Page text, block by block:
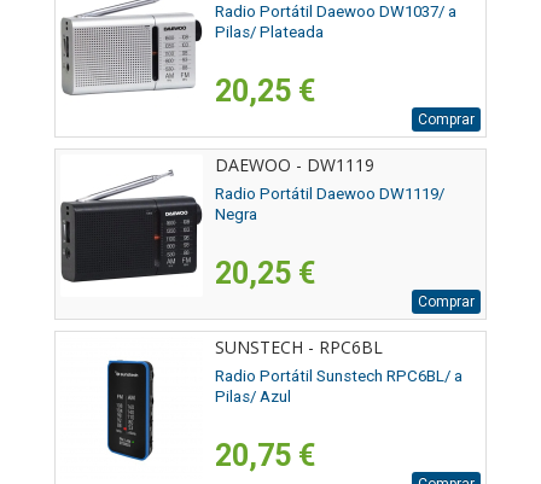
Radio Portátil Daewoo DW1037/ a
Pilas/ Plateada
20,25 €
Comprar
DAEWOO - DW1119
Radio Portátil Daewoo DW1119/
Negra
20,25 €
Comprar
SUNSTECH - RPC6BL
Radio Portátil Sunstech RPC6BL/ a
Pilas/ Azul
20,75 €